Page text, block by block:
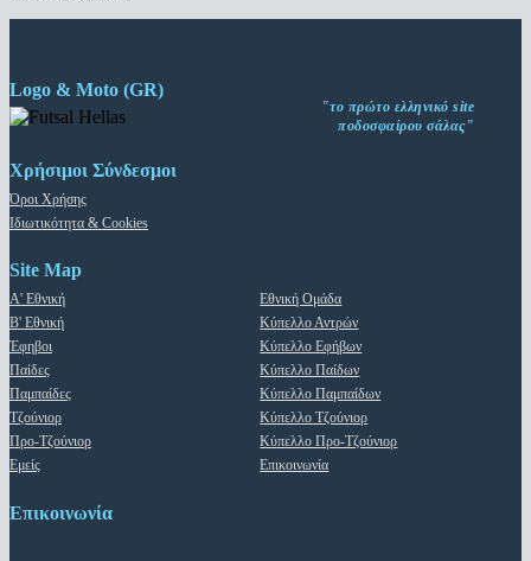
Logo & Moto (GR)
"το πρώτο ελληνικό site
ποδοσφαίρου σάλας"
Χρήσιμοι Σύνδεσμοι
Όροι Χρήσης
Ιδιωτικότητα & Cookies
Site Map
Α' Εθνική
Β' Εθνική
Έφηβοι
Παίδες
Παμπαίδες
Τζούνιορ
Προ-Τζούνιορ
Εμείς
Εθνική Ομάδα
Κύπελλο Αντρών
Κύπελλο Εφήβων
Κύπελλο Παίδων
Κύπελλο Παμπαίδων
Κύπελλο Τζούνιορ
Κύπελλο Προ-Τζούνιορ
Επικοινωνία
Επικοινωνία